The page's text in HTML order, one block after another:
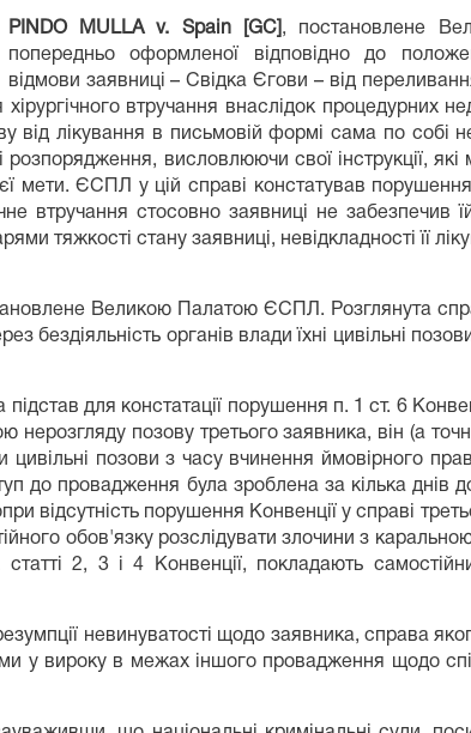
PINDO MULLA v. Spain GC] , постановлене
попередньо оформленої відповідно до
відмови заявниці – Свідка Єгови – від
втручання внаслідок процедурних
лікування в письмовій формі сама по собі
розпорядження, висловлюючи свої інструкції,
ЄСПЛ у цій справі констатував порушення
втручання стосовно заявниці не забезпечив
тяжкості стану заявниці, невідкладності її
Великою Палатою ЄСПЛ. Розглянута
бездіяльність органів влади їхні цивільні
для констатації порушення п. 1 ст. 6
позову третього заявника, він (а
позови з часу вчинення ймовірного
до провадження була зроблена за кілька днів
відсутність порушення Конвенції у справі
обов'язку розслідувати злочини з
2, 3 і 4 Конвенції, покладають
невинуватості щодо заявника, справа
у вироку в межах іншого провадження щодо